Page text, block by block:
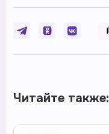
Читайте также: